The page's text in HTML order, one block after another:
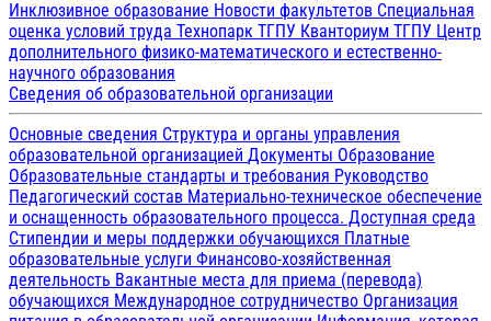
Инклюзивное образование Новости факультетов Специальная
оценка условий труда Технопарк ТГПУ Кванториум ТГПУ Центр
дополнительного физико-математического и естественно-
научного образования
Сведения об образовательной организации
Основные сведения Структура и органы управления
образовательной организацией Документы Образование
Образовательные стандарты и требования Руководство
Педагогический состав Материально-техническое обеспечение
и оснащенность образовательного процесса. Доступная среда
Стипендии и меры поддержки обучающихся Платные
образовательные услуги Финансово-хозяйственная
деятельность Вакантные места для приема (перевода)
обучающихся Международное сотрудничество Организация